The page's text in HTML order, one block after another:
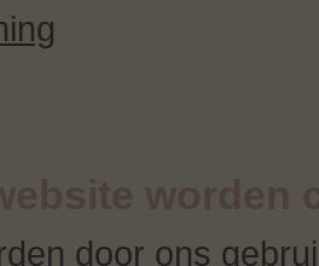
worden
door ons